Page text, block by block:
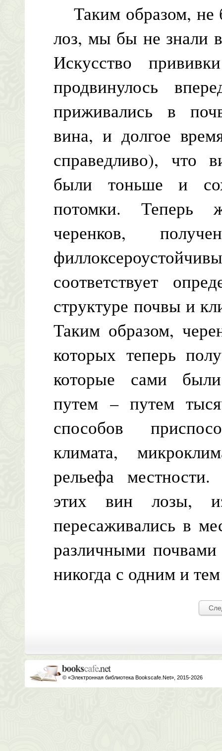
Таким образом, не
лоз, мы бы не знали
Искусство
продвинулось
приживались в
вина, и долгое
справедливо), что
были тоньше и
потомки. Теперь
черенков,
соответствует
структуре почвы и
Таким образом,
которых теперь
которые сами
путем – путем
способов
климата,
рельефа
этих вин лозы,
пересаживались в
различными
никогда с одним и
© «Электронная библиотека Bookscafe.Net», 2015-2026